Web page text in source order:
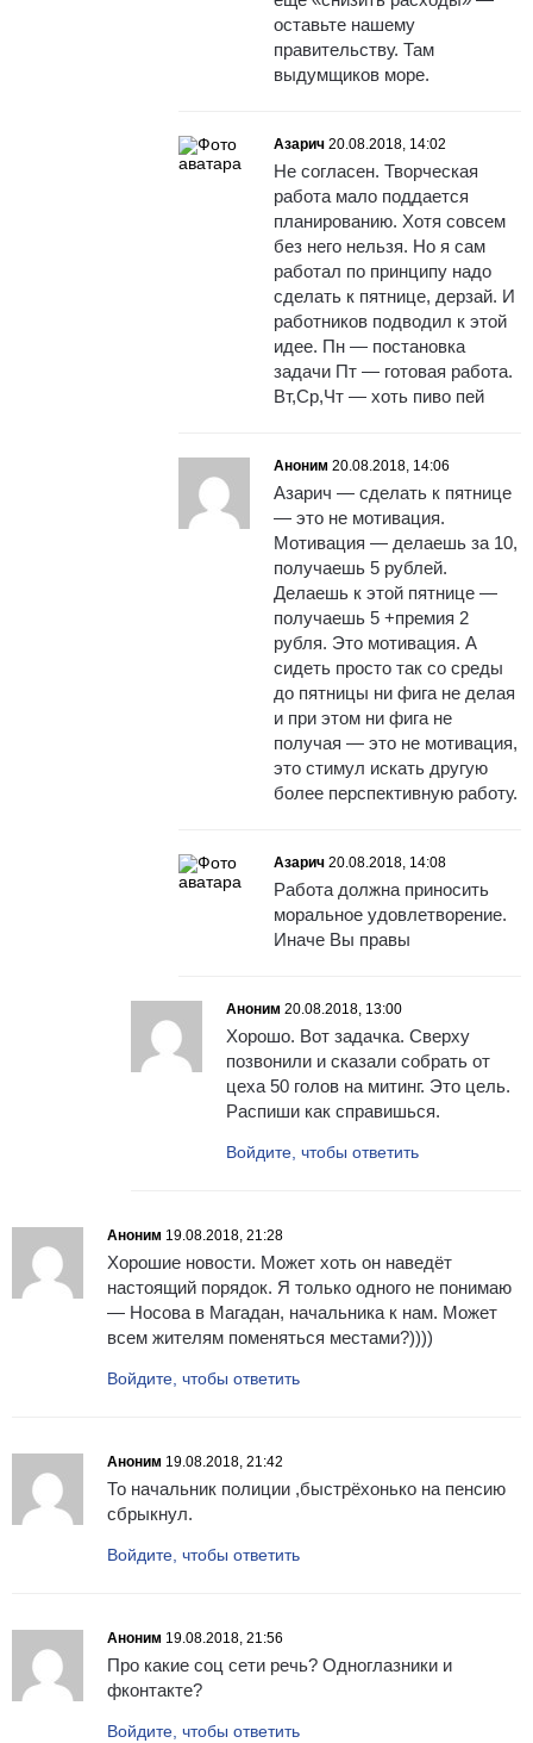
оставьте нашему
правительству. Там
выдумщиков море.
Азарич 20.08.2018, 14:02
Не согласен. Творческая
работа мало поддается
планированию. Хотя совсем
без него нельзя. Но я сам
работал по принципу надо
сделать к пятнице, дерзай. И
работников подводил к этой
идее. Пн — постановка
задачи Пт — готовая работа.
Вт,Ср,Чт — хоть пиво пей
Аноним 20.08.2018, 14:06
Азарич — сделать к пятнице
— это не мотивация.
Мотивация — делаешь за 10,
получаешь 5 рублей.
Делаешь к этой пятнице —
получаешь 5 +премия 2
рубля. Это мотивация. А
сидеть просто так со среды
до пятницы ни фига не делая
и при этом ни фига не
получая — это не мотивация,
это стимул искать другую
более перспективную работу.
Азарич 20.08.2018, 14:08
Работа должна приносить
моральное удовлетворение.
Иначе Вы правы
Аноним 20.08.2018, 13:00
Хорошо. Вот задачка. Сверху
позвонили и сказали собрать от
цеха 50 голов на митинг. Это цель.
Распиши как справишься.
Войдите, чтобы ответить
Аноним 19.08.2018, 21:28
Хорошие новости. Может хоть он наведёт
настоящий порядок. Я только одного не понимаю
— Носова в Магадан, начальника к нам. Может
всем жителям поменяться местами?))))
Войдите, чтобы ответить
Аноним 19.08.2018, 21:42
То начальник полиции ,быстрёхонько на пенсию
сбрыкнул.
Войдите, чтобы ответить
Аноним 19.08.2018, 21:56
Про какие соц сети речь? Одноглазники и
фконтакте?
Войдите, чтобы ответить